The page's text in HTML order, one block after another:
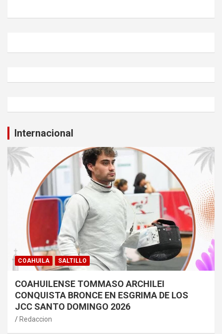
Internacional
COAHUILA SALTILLO
COAHUILENSE TOMMASO ARCHILEI
CONQUISTA BRONCE EN ESGRIMA DE LOS
JCC SANTO DOMINGO 2026
Redaccion